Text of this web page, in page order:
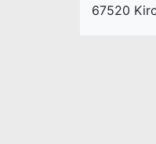
67520